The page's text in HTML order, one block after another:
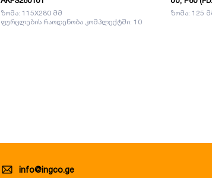
ზომა: 115X280 მმ
ფურცლების რაოდენობა კომპლექტში: 10
ზომა: 125
info@ingco.ge